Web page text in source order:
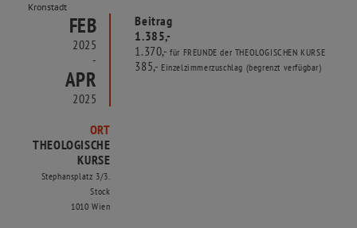
Kronstadt
FEB
2025
-
APR
2025
Beitrag
1.385,-
1.370,-für FREUNDE der THEOLOGISCHEN KURSE
385,- Einzelzimmerzuschlag (begrenzt verfügbar)
ORT
THEOLOGISCHE
KURSE
Stephansplatz 3/3.
Stock
1010 Wien